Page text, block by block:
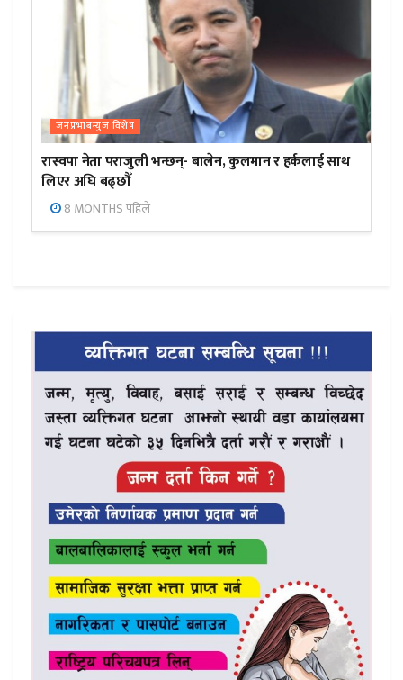
जनप्रभाबन्युज विशेष
रास्वपा नेता पराजुली भन्छन्- बालेन, कुलमान र हर्कलाई साथ
लिएर अघि बढ्छौँ
8 MONTHS पहिले